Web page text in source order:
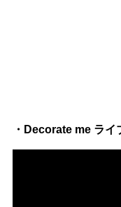
・Decorate me ライ